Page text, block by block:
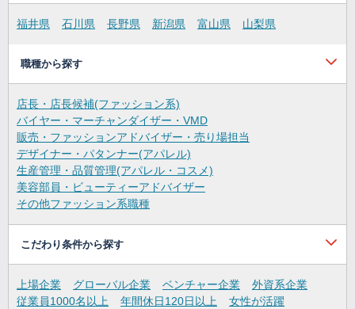
福井県 石川県 長野県 新潟県 富山県 山梨県
職種から探す
店長・店長候補(ファッション系)
バイヤー・マーチャンダイザー・VMD
販売・ファッションアドバイザー・売り場担当
デザイナー・パタンナー(アパレル)
生産管理・品質管理(アパレル・コスメ)
美容部員・ビューティーアドバイザー
その他ファッション系職種
こだわり条件から探す
上場企業 グローバル企業 ベンチャー企業
外資系企業
従業員1000名以上
年間休日120日以上
女性が活躍